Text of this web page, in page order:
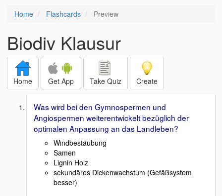
Home Flashcards Preview
Biodiv Klausur
Home Get App Take Quiz Create
Was wird bei den Gymnospermen und
Angiospermen weiterentwickelt bezüglich der
optimalen Anpassung an das Landleben?
Windbestäubung
Samen
Lignin Holz
sekundäres Dickenwachstum (Gefäßsystem
besser)